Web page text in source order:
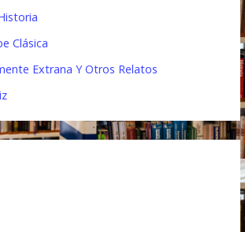
Clásica
Extrana Y Otros Relatos